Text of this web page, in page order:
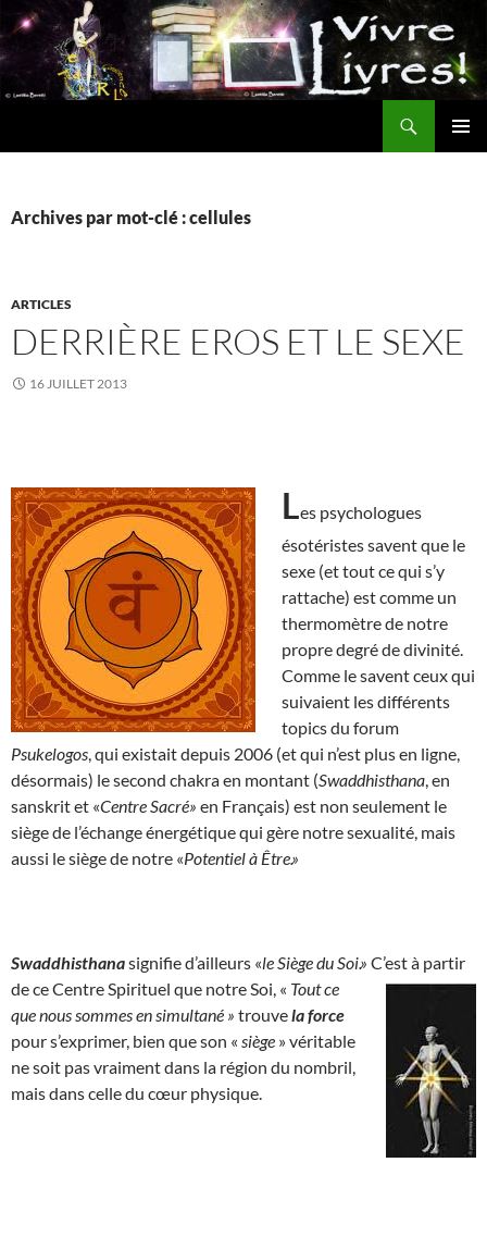
Aller
au
contenu
Archives par mot-clé : cellules
ARTICLES
DERRIÈRE EROS ET LE SEXE
16 JUILLET 2013
Les psychologues
ésotéristes savent que le
sexe (et tout ce qui s’y
rattache) est comme un
thermomètre de notre
propre degré de divinité.
Comme le savent ceux qui
suivaient les différents
topics du forum
Psukelogos , qui existait depuis 2006 (et qui n’est plus en ligne,
désormais) le second chakra en montant (Swaddhisthana , en
sanskrit et «Centre Sacré» en Français) est non seulement le
siège de l’échange énergétique qui gère notre sexualité, mais
aussi le siège de notre «Potentiel à Être.»
Swaddhisthanasignifie d’ailleurs «le Siège du Soi.» C’est à partir
de ce Centre Spirituel que notre Soi, « Tout ce
que nous sommes en simultané » trouvela force
pour s’exprimer, bien que son « siège » véritable
ne soit pas vraiment dans la région du nombril,
mais dans celle du cœur physique.